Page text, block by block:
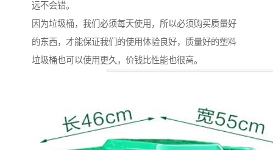
远不会错。
因为垃圾桶，我们必须每天使用，所以必须购买质量好
的东西，才能保证我们的使用体验良好，质量好的塑料
垃圾桶也可以使用更久，价钱比性能也很高。